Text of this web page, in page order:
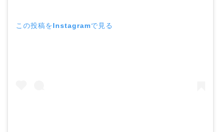
この投稿をInstagramで見る